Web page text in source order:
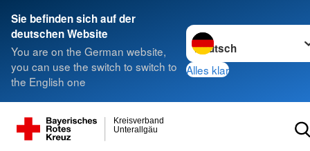
Sie befinden sich auf der
deutschen Website
You are on the German website,
you can use the switch to switch to
the English one
Sprache wechseln zu
Alles klar
Unterallgäu
Kreisverband